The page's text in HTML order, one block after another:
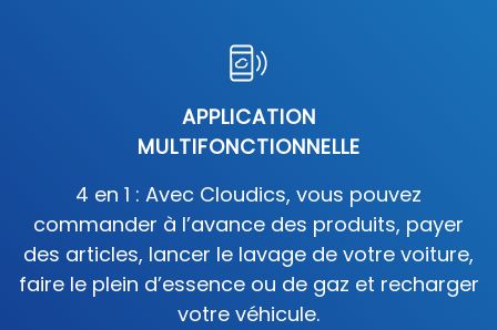
APPLICATION
MULTIFONCTIONNELLE
4 en 1 : Avec Cloudics, vous pouvez
commander à l’avance des produits, payer
des articles, lancer le lavage de votre voiture,
faire le plein d’essence ou de gaz et recharger
votre véhicule.